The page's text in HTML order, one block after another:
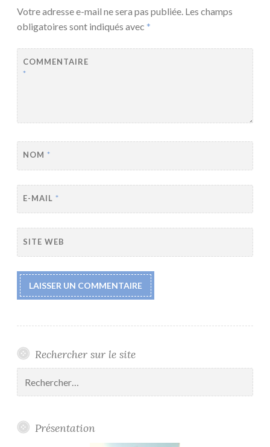
Votre adresse e-mail ne sera pas publiée. Les champs
obligatoires sont indiqués avec *
COMMENTAIRE
*
NOM *
E-MAIL *
SITE WEB
Rechercher sur le site
Présentation